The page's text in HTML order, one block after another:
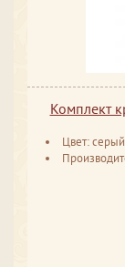
Комплект
Цвет: серый